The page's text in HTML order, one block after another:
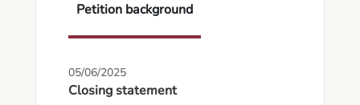
Petition background
05/06/2025
Closing statement